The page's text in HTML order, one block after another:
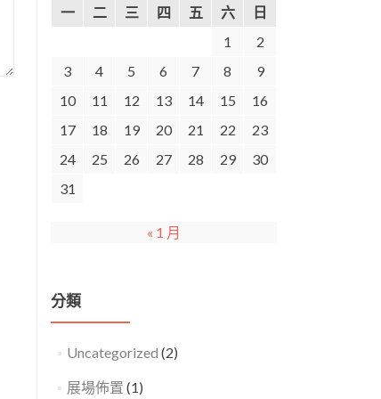
一 二 三 四 五 六
日
1
2
3
4 5 6 7 8
9
10
11 12 13 14 15
16
17
18 19 20 21 22
23
24
25 26 27 28 29
30
31
« 1 月
分類
Uncategorized (2)
展場佈置 (1)